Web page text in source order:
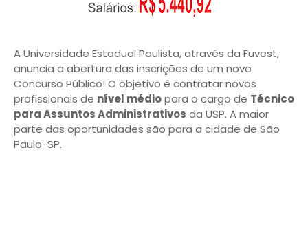
A Universidade Estadual Paulista, através da Fuvest,
anuncia a abertura das inscrições de um novo
Concurso Público! O objetivo é contratar novos
profissionais de nível médiopara o cargo de Técnico
para Assuntos Administrativos da USP. A maior
parte das oportunidades são para a cidade de São
Paulo-SP.